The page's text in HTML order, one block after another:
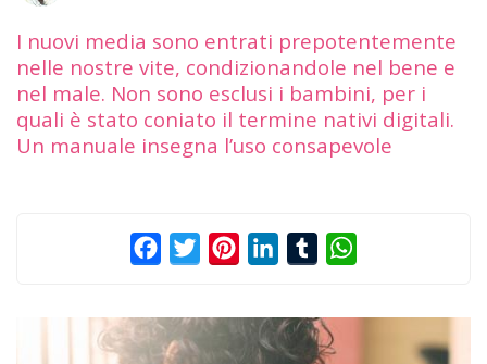
I nuovi media sono entrati prepotentemente
nelle nostre vite, condizionandole nel bene e
nel male. Non sono esclusi i bambini, per i
quali è stato coniato il termine nativi digitali.
Un manuale insegna l’uso consapevole
FacebookTwitterPinterestLinkedInTumblr